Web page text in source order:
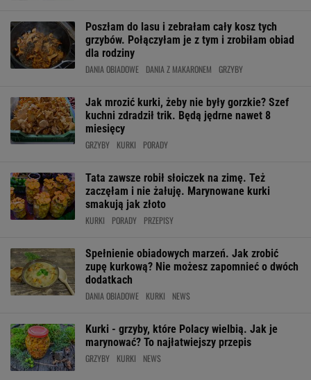
Poszłam do lasu i zebrałam cały kosz tych
grzybów. Połączyłam je z tym i zrobiłam obiad
dla rodziny
DANIA OBIADOWE DANIA Z MAKARONEM GRZYBY
Jak mrozić kurki, żeby nie były gorzkie? Szef
kuchni zdradził trik. Będą jędrne nawet 8
miesięcy
GRZYBY KURKI PORADY
Tata zawsze robił słoiczek na zimę. Też
zaczęłam i nie żałuję. Marynowane kurki
smakują jak złoto
KURKI PORADY PRZEPISY
Spełnienie obiadowych marzeń. Jak zrobić
zupę kurkową? Nie możesz zapomnieć o dwóch
dodatkach
DANIA OBIADOWE KURKI NEWS
Kurki - grzyby, które Polacy wielbią. Jak je
marynować? To najłatwiejszy przepis
GRZYBY KURKI NEWS